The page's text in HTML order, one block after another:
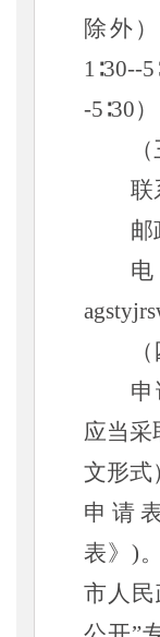
除外
1∶30--
-5∶30）
联
邮
应当采
文形式
申请
表》)
市人